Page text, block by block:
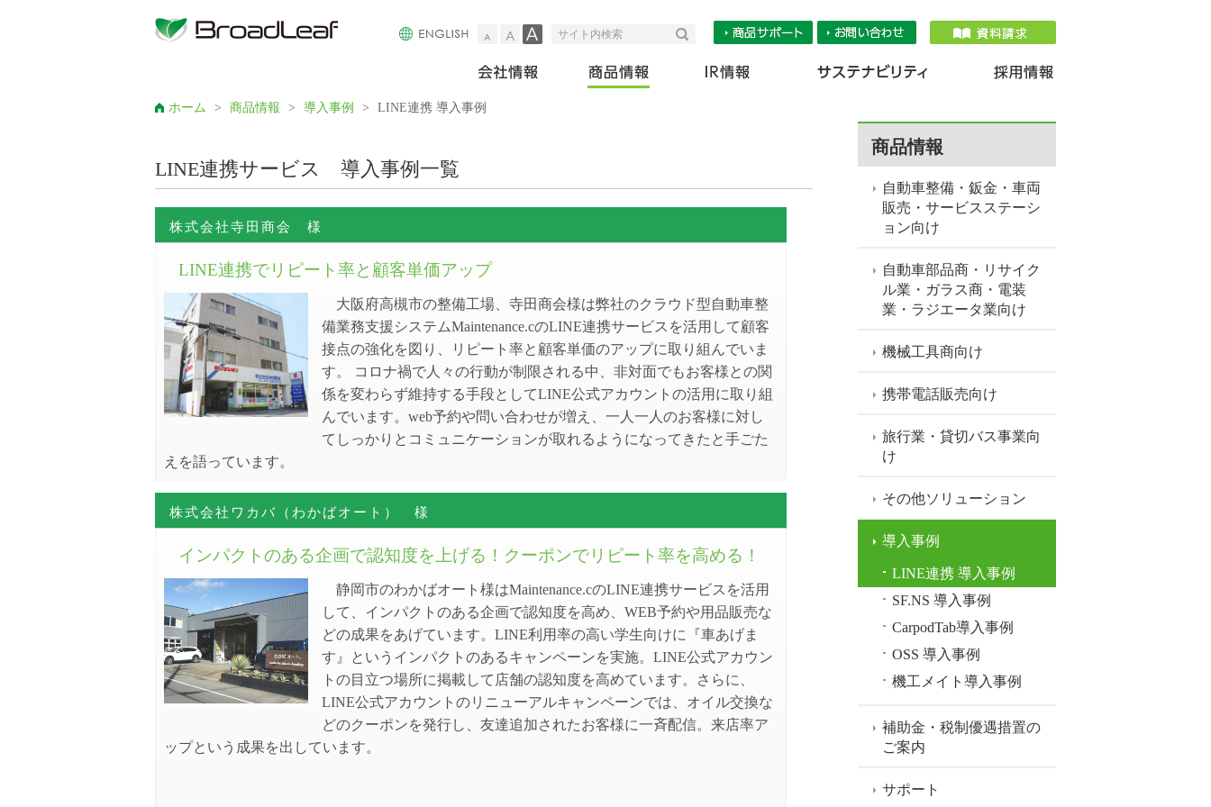
小 大
サイト内検索 検索
会社情報
ホーム
> 商品情報 > 導入事例 > LINE連携 導入事例
LINE連携サービス 導入事例一覧
株式会社寺田商会 様
LINE連携でリピート率と顧客単価アップ
大阪府高槻市の整備工場、寺田商会様は弊社のクラウド型自動車整
備業務支援システムMaintenance.cのLINE連携サービスを活用して顧客
接点の強化を図り、リピート率と顧客単価のアップに取り組んでいま
す。 コロナ禍で人々の行動が制限される中、非対面でもお客様との関
係を変わらず維持する手段としてLINE公式アカウントの活用に取り組
んでいます。web予約や問い合わせが増え、一人一人のお客様に対し
てしっかりとコミュニケーションが取れるようになってきたと手ごた
えを語っています。
株式会社ワカバ（わかばオート） 様
インパクトのある企画で認知度を上げる！クーポンでリピート率を高める！
静岡市のわかばオート様はMaintenance.cのLINE連携サービスを活用
して、インパクトのある企画で認知度を高め、WEB予約や用品販売な
どの成果をあげています。LINE利用率の高い学生向けに『車あげま
す』というインパクトのあるキャンペーンを実施。LINE公式アカウン
トの目立つ場所に掲載して店舗の認知度を高めています。さらに、
LINE公式アカウントのリニューアルキャンペーンでは、オイル交換な
どのクーポンを発行し、友達追加されたお客様に一斉配信。来店率ア
ップという成果を出しています。
商品情報
自動車整備・鈑金・車両
販売・サービスステーシ
ョン向け
自動車部品商・リサイク
ル業・ガラス商・電装
業・ラジエータ業向け
機械工具商向け
携帯電話販売向け
旅行業・貸切バス事業向
け
その他ソリューション
導入事例
LINE連携 導入事例
SF.NS 導入事例
CarpodTab導入事例
OSS 導入事例
機工メイト導入事例
補助金・税制優遇措置の
ご案内
サポート